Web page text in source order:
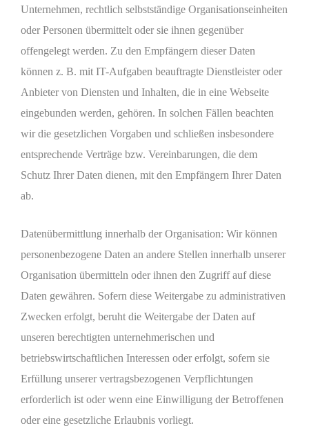
Unternehmen, rechtlich selbstständige Organisationseinheiten
oder Personen übermittelt oder sie ihnen gegenüber
offengelegt werden. Zu den Empfängern dieser Daten
können z. B. mit IT-Aufgaben beauftragte Dienstleister oder
Anbieter von Diensten und Inhalten, die in eine Webseite
eingebunden werden, gehören. In solchen Fällen beachten
wir die gesetzlichen Vorgaben und schließen insbesondere
entsprechende Verträge bzw. Vereinbarungen, die dem
Schutz Ihrer Daten dienen, mit den Empfängern Ihrer Daten
ab.
Datenübermittlung innerhalb der Organisation: Wir können
personenbezogene Daten an andere Stellen innerhalb unserer
Organisation übermitteln oder ihnen den Zugriff auf diese
Daten gewähren. Sofern diese Weitergabe zu administrativen
Zwecken erfolgt, beruht die Weitergabe der Daten auf
unseren berechtigten unternehmerischen und
betriebswirtschaftlichen Interessen oder erfolgt, sofern sie
Erfüllung unserer vertragsbezogenen Verpflichtungen
erforderlich ist oder wenn eine Einwilligung der Betroffenen
oder eine gesetzliche Erlaubnis vorliegt.